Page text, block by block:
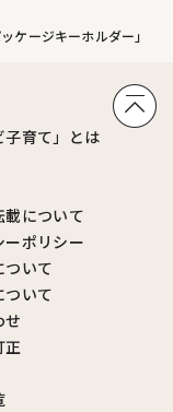
ケージキーホルダー」
子育て」とは
載について
ーポリシー
ついて
ついて
せ
正